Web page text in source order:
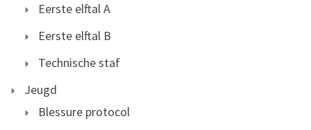
Eerste elftal A
Eerste elftal B
Technische staf
Jeugd
Blessure protocol